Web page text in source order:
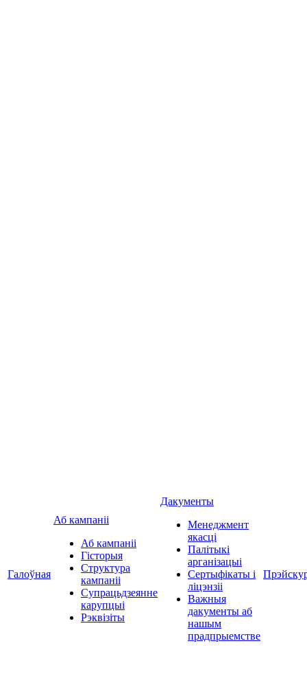
Галоўная
Аб кампаніі
Аб кампаніі
Гісторыя
Структура
кампаніі
Супрацьдзеянне
карупцыі
Рэквізіты
Дакументы
Менеджмент
якасці
Палітыкі
арганізацыі
Сертыфікаты і
ліцэнзіі
Важныя
дакументы аб
нашым
прадпрыемстве